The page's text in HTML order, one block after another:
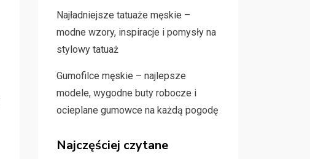
Najładniejsze tatuaże męskie –
modne wzory, inspiracje i pomysły na
stylowy tatuaż
Gumofilce męskie – najlepsze
modele, wygodne buty robocze i
ocieplane gumowce na każdą pogodę
Najczęściej czytane